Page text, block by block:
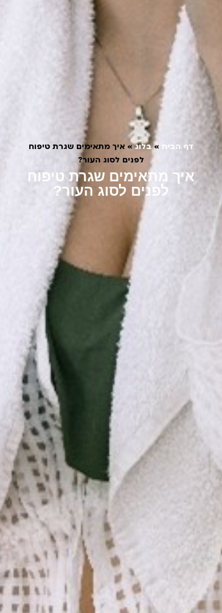
דף הבית»בלוג»איך מתאימים שגרת טיפוח
לפנים לסוג העור?
איך מתאימים שגרת טיפוח
לפנים לסוג העור?